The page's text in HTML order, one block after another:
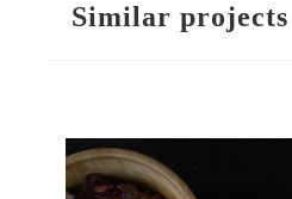
Similar projects